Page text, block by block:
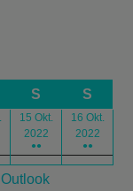
S S
15 Okt.
2022
●●
16 Okt.
2022
●●
Export
Outlook